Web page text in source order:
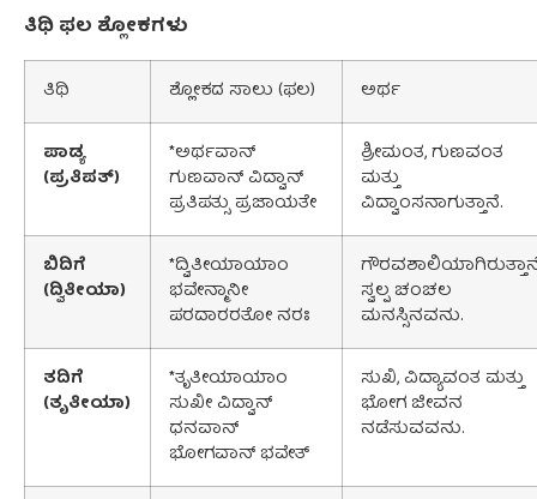
ತಿಥಿ ಫಲ ಶ್ಲೋಕಗಳು
ತಿಥಿ ಶ್ಲೋಕದ ಸಾಲು (ಫಲ)
ಅರ್ಥ
ಪಾಡ್ಯ
(ಪ್ರತಿಪತ್)
*ಅರ್ಥವಾನ್
ಗುಣವಾನ್ ವಿದ್ವಾನ್
ಪ್ರತಿಪತ್ಸು ಪ್ರಜಾಯತೇ
ಶ್ರೀಮಂತ, ಗುಣವಂತ
ಮತ್ತು
ವಿದ್ವಾಂಸನಾಗುತ್ತಾನೆ.
ಬಿದಿಗೆ
(ದ್ವಿತೀಯಾ)
*ದ್ವಿತೀಯಾಯಾಂ
ಭವೇನ್ಮಾನೀ
ಪರದಾರರತೋ ನರಃ
ಸ್ವಲ್ಪ ಚಂಚಲ
ಮನಸ್ಸಿನವನು.
ತದಿಗೆ
(ತೃತೀಯಾ)
*ತೃತೀಯಾಯಾಂ
ಸುಖೀ ವಿದ್ವಾನ್
ಧನವಾನ್
ಭೋಗವಾನ್ ಭವೇತ್
ಸುಖಿ, ವಿದ್ಯಾವಂತ ಮತ್ತು
ಭೋಗ ಜೀವನ
ನಡೆಸುವವನು.